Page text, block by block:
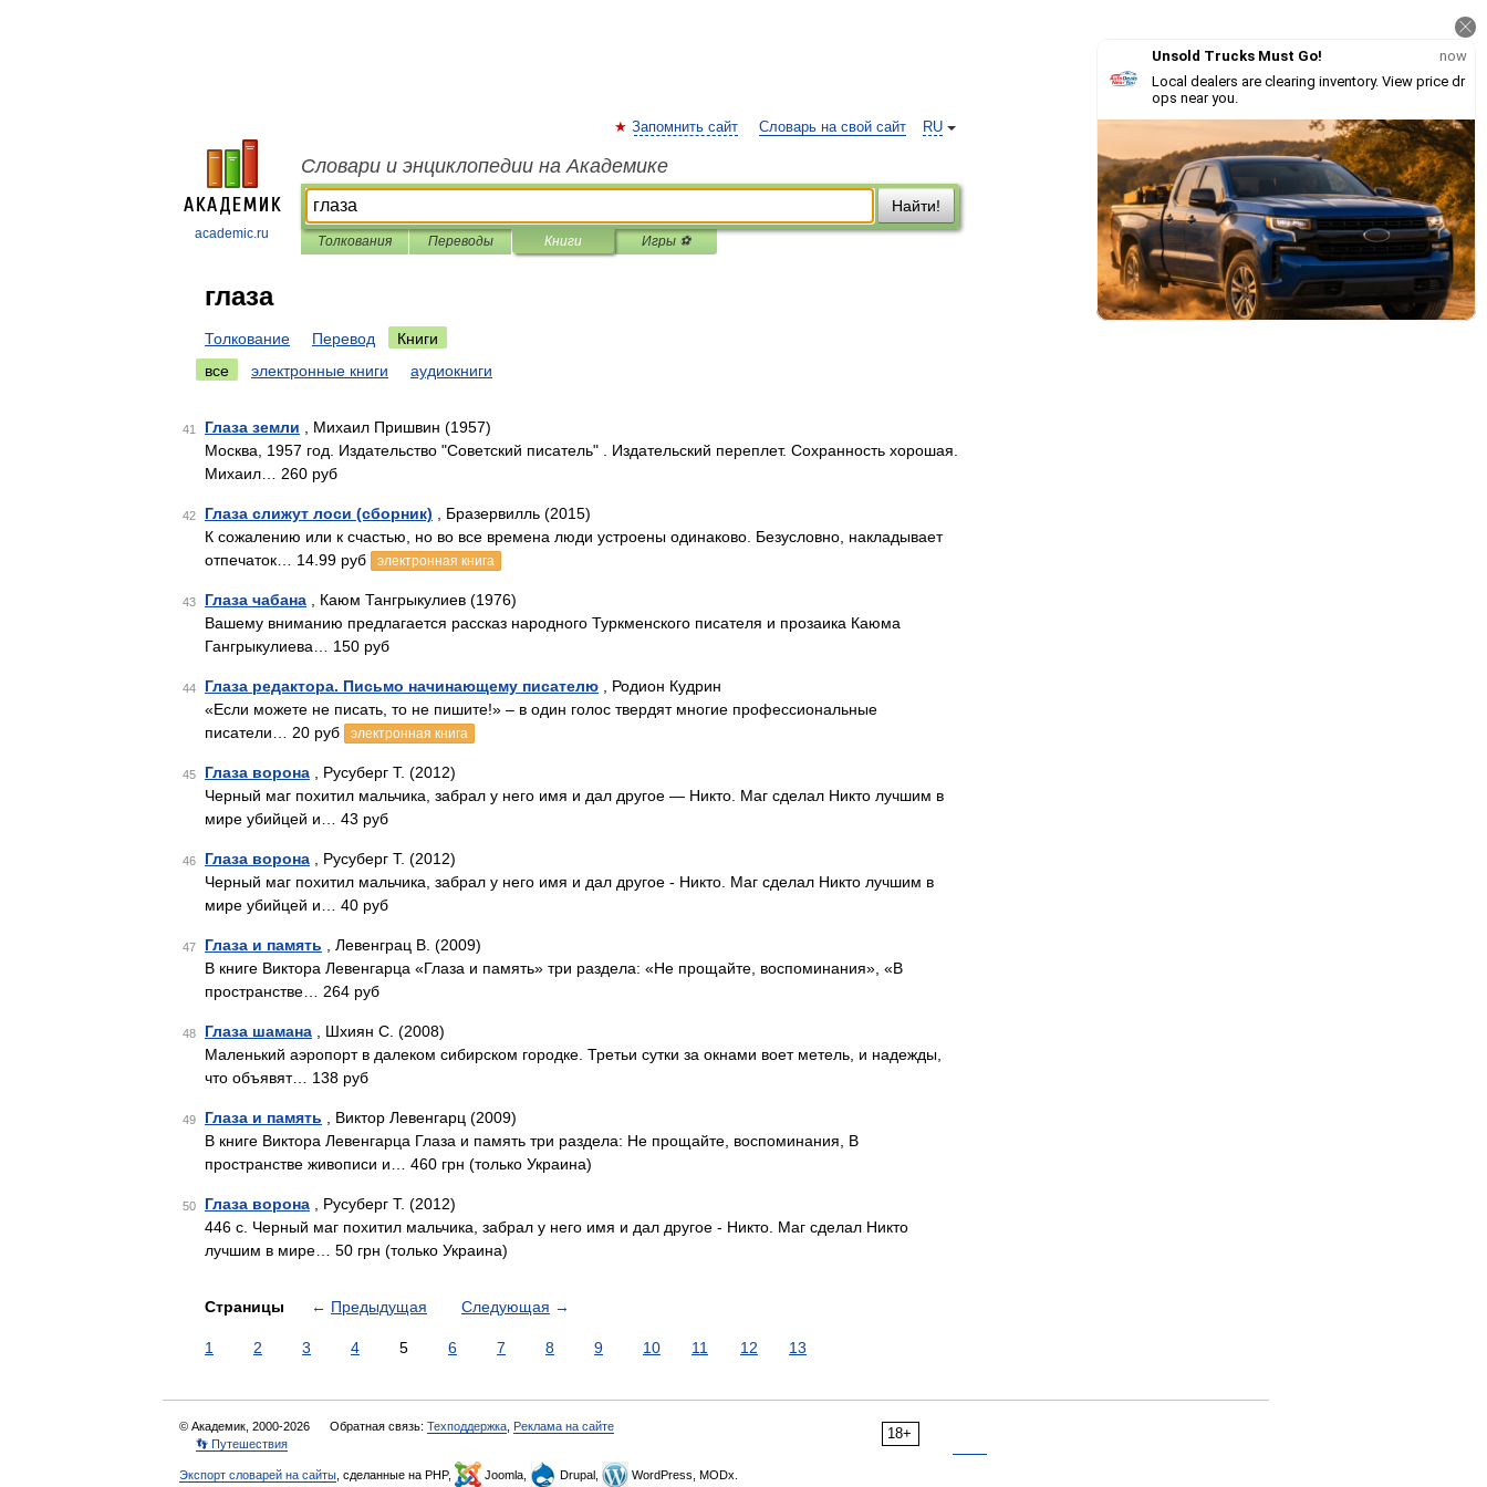
academic.ru
RU
Запомнить сайт Словарь на свой сайт
Словари и энциклопедии на Академике
Найти!
Толкования Переводы Книги Игры ⚽
глаза
Толкование Перевод
Книги
все
электронные книги аудиокниги
41 Глаза земли , Михаил Пришвин (1957)
Москва, 1957 год. Издательство "Советский писатель" . Издательский переплет. Сохранность хорошая.
Михаил… 260 руб
42 Глаза слижут лоси (сборник) , Бразервилль (2015)
К сожалению или к счастью, но во все времена люди устроены одинаково. Безусловно, накладывает
отпечаток… 14.99 руб
электронная книга
43 Глаза чабана , Каюм Тангрыкулиев (1976)
Вашему вниманию предлагается рассказ народного Туркменского писателя и прозаика Каюма
Гангрыкулиева… 150 руб
44 Глаза редактора. Письмо начинающему писателю , Родион Кудрин
«Если можете не писать, то не пишите!» – в один голос твердят многие профессиональные
писатели… 20 руб
электронная книга
45 Глаза ворона , Русуберг Т. (2012)
Черный маг похитил мальчика, забрал у него имя и дал дру­гое — Никто. Маг сделал Никто лучшим в
мире убийцей и… 43 руб
46 Глаза ворона , Русуберг Т. (2012)
Черный маг похитил мальчика, забрал у него имя и дал другое - Никто. Маг сделал Никто лучшим в
мире убийцей и… 40 руб
47 Глаза и память , Левенграц В. (2009)
В книге Виктора Левенгарца «Глаза и память» три раздела: «Не прощайте, воспоминания», «В
пространстве… 264 руб
48 Глаза шамана , Шхиян С. (2008)
Маленький аэропорт в далеком сибирском городке. Третьи сутки за окнами воет метель, и надежды,
что объявят… 138 руб
49 Глаза и память , Виктор Левенгарц (2009)
В книге Виктора Левенгарца Глаза и память три раздела: Не прощайте, воспоминания, В
пространстве живописи и… 460 грн (только Украина)
50 Глаза ворона , Русуберг Т. (2012)
446 с. Черный маг похитил мальчика, забрал у него имя и дал другое - Никто. Маг сделал Никто
лучшим в мире… 50 грн (только Украина)
Страницы ← Предыдущая Следующая →
1 2 3 4 5 6 7 8 9 10 11 12 13
18+
© Академик, 2000-2026 Обратная связь: Техподдержка Реклама на сайте
👣 Путешествия
Экспорт словарей на сайты , сделанные на PHP, Joomla, Drupal, WordPress, MODx.